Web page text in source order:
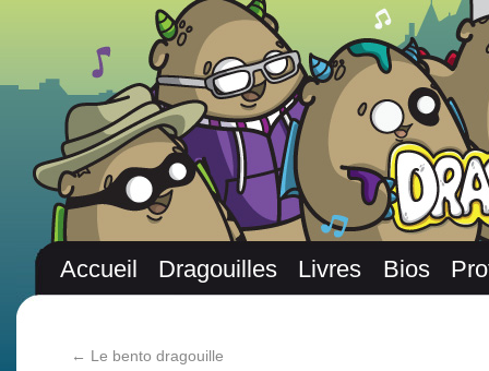
Accueil Dragouilles Livres Bios
← Le bento dragouille